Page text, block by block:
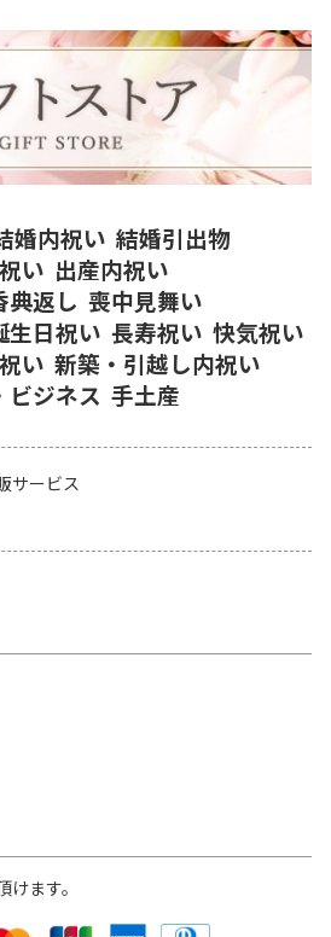
婚内祝い 結婚引出物
い 出産内祝い
典返し 喪中見舞い
生日祝い 長寿祝い 快気祝い
い 新築・引越し内祝い
ビジネス 手土産
サービス
ます。